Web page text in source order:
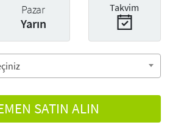
Pazar
Yarın
Takvim
SATIN ALIN